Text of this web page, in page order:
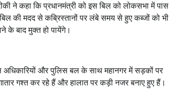
ने कहा कि प्रधानमंत्री को इस बिल को लोकसभा में पास
की मदद से कब्रिस्तानों पर लंबे समय से हुए कब्जों को भी
के बाद मुक्त हो पायेंगे।
अधिकारियों और पुलिस बल के साथ महानगर में सड़कों पर
गश्त कर रहे हैं और हालात पर कड़ी नजर बनाए हुए हैं।